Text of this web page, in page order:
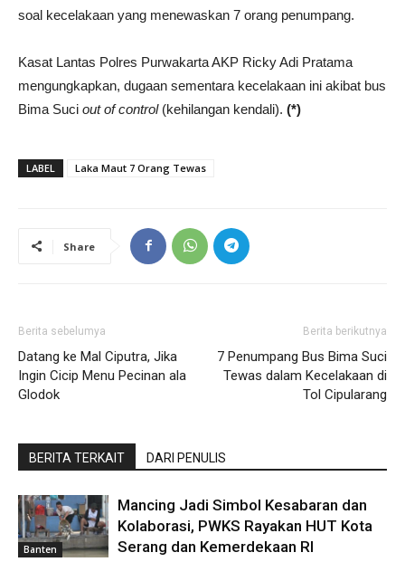
soal kecelakaan yang menewaskan 7 orang penumpang.
Kasat Lantas Polres Purwakarta AKP Ricky Adi Pratama
mengungkapkan, dugaan sementara kecelakaan ini akibat bus
Bima Suci out of control(kehilangan kendali). (*)
LABEL Laka Maut 7 Orang Tewas
Share
Berita sebelumya
Datang ke Mal Ciputra, Jika
Ingin Cicip Menu Pecinan ala
Glodok
Berita berikutnya
7 Penumpang Bus Bima Suci
Tewas dalam Kecelakaan di
Tol Cipularang
BERITA TERKAIT DARI PENULIS
Banten
Mancing Jadi Simbol Kesabaran dan
Kolaborasi, PWKS Rayakan HUT Kota
Serang dan Kemerdekaan RI